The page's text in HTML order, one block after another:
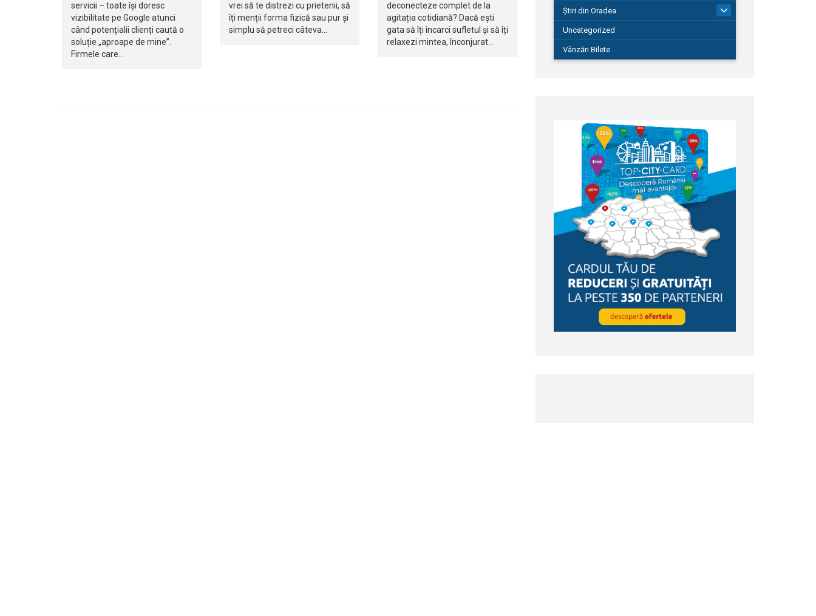
servicii – toate își doresc
vizibilitate pe Google atunci
când potențialii clienți caută o
soluție „aproape de mine”.
Firmele care…
vrei să te distrezi cu prietenii, să
îți menții forma fizică sau pur și
simplu să petreci câteva…
deconecteze complet de la
agitația cotidiană? Dacă ești
gata să îți încarci sufletul și să îți
relaxezi mintea, înconjurat…
Știri din Oradea
1.127
Uncategorized
Vânzări Bilete